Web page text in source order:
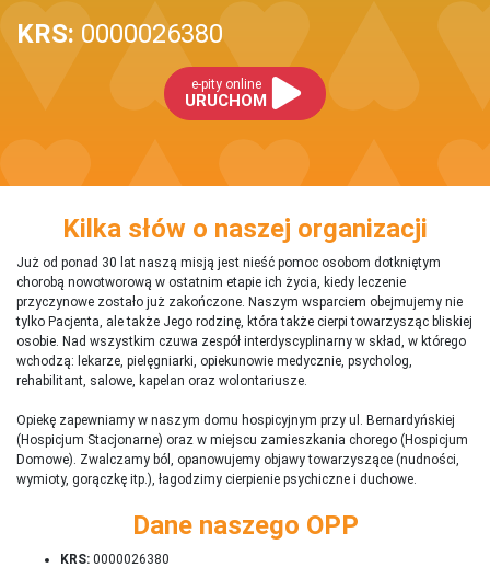
KRS: 0000026380
e-pity online
URUCHOM
Kilka słów o naszej organizacji
Już od ponad 30 lat naszą misją jest nieść pomoc osobom dotkniętym
chorobą nowotworową w ostatnim etapie ich życia, kiedy leczenie
przyczynowe zostało już zakończone. Naszym wsparciem obejmujemy nie
tylko Pacjenta, ale także Jego rodzinę, która także cierpi towarzysząc bliskiej
osobie. Nad wszystkim czuwa zespół interdyscyplinarny w skład, w którego
wchodzą: lekarze, pielęgniarki, opiekunowie medycznie, psycholog,
rehabilitant, salowe, kapelan oraz wolontariusze.
Opiekę zapewniamy w naszym domu hospicyjnym przy ul. Bernardyńskiej
(Hospicjum Stacjonarne) oraz w miejscu zamieszkania chorego (Hospicjum
Domowe). Zwalczamy ból, opanowujemy objawy towarzyszące (nudności,
wymioty, gorączkę itp.), łagodzimy cierpienie psychiczne i duchowe.
Dane naszego OPP
KRS: 0000026380